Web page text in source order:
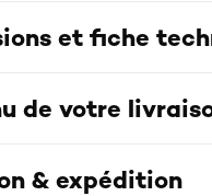
et fiche
de votre
& expédition